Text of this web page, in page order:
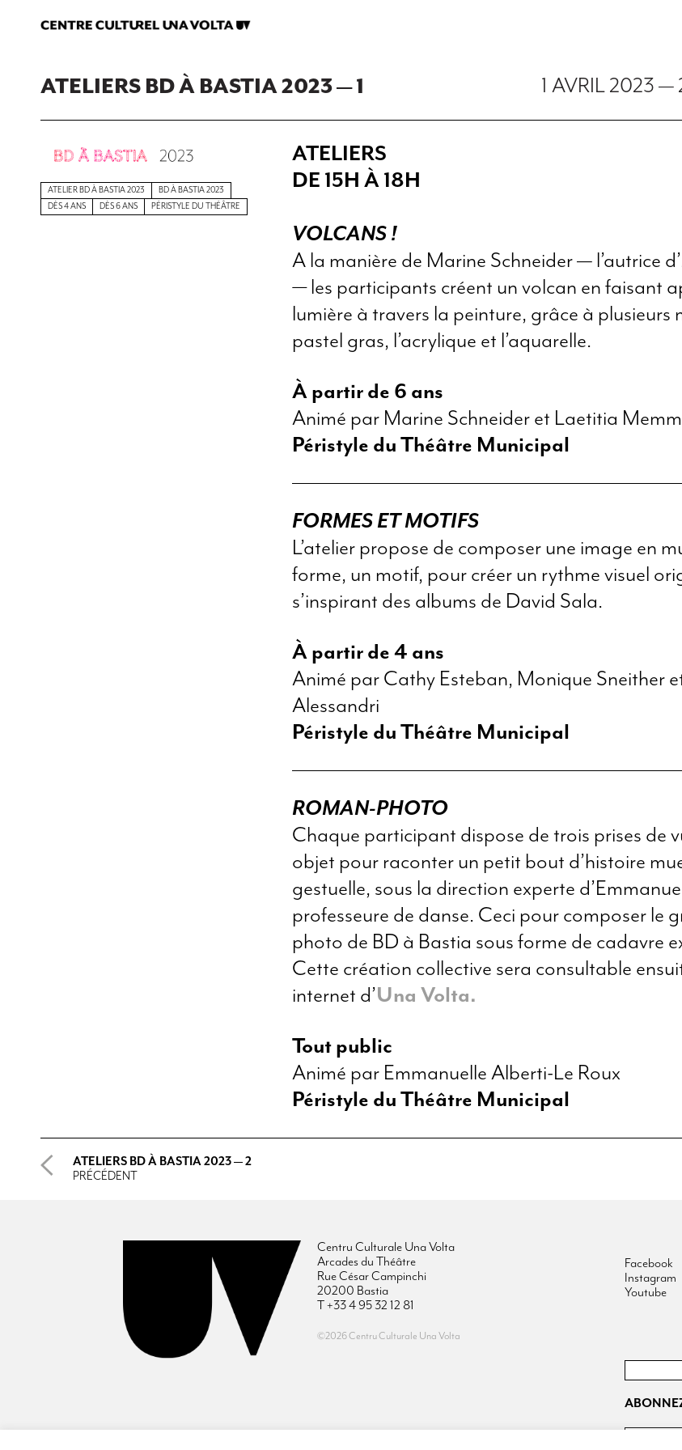
ATELIERS BD À BASTIA 2023 — 1 1 AVRIL 2023—
ATELIER BD À BASTIA 2023
BD À BASTIA 2023
DÈS 4 ANS
DÈS 6 ANS PÉRISTYLE DU THÉÂTRE
ATELIERS
DE 15H À 18H
VOLCANS !
A la manière de Marine Schneider — l’autrice d’
—les participants créent un volcan en faisant
lumière à travers la peinture, grâce à plusieurs
pastel gras, l’acrylique et l’aquarelle.
À partir de 6 ans
Animé par Marine Schneider et Laetitia
Péristyle du Théâtre Municipal
FORMES ET MOTIFS
L’atelier propose de composer une image en
forme, un motif, pour créer un rythme visuel
s’inspirant des albums de David Sala.
À partir de 4 ans
Animé par Cathy Esteban, Monique Sneither
Alessandri
Péristyle du Théâtre Municipal
ROMAN-PHOTO
Chaque participant dispose de trois prises de
objet pour raconter un petit bout d’histoire
gestuelle, sous la direction experte
professeure de danse. Ceci pour composer le
photo de BD à Bastia sous forme de cadavre
Cette création collective sera consultable
internet d’Una Volta.
Tout public
Animé par Emmanuelle Alberti-Le Roux
Péristyle du Théâtre Municipal
ATELIERS BD À BASTIA 2023 — 2
PRÉCÉDENT
Centru Culturale Una Volta
Arcades du Théâtre
Rue César Campinchi
20200 Bastia
T +33 4 95 32 12 81
©2026 Centru Culturale Una Volta
Facebook
Instagram
Youtube